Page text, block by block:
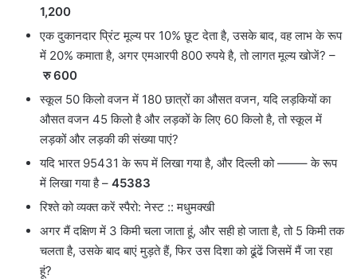
1,200
एक दुकानदार प्रिंट मूल्य पर 10% छूट देता है, उसके बाद, वह लाभ के रूप
में 20% कमाता है, अगर एमआरपी 800 रुपये है, तो लागत मूल्य खोजें? –
रु 600
स्कूल 50 किलो वजन में 180 छात्रों का औसत वजन, यदि लड़कियों का
औसत वजन 45 किलो है और लड़कों के लिए 60 किलो है, तो स्कूल में
लड़कों और लड़की की संख्या पाएं?
यदि भारत 95431 के रूप में लिखा गया है, और दिल्ली को ——– के रूप
में लिखा गया है – 45383
रिश्ते को व्यक्त करें स्पैरो: नेस्ट :: मधुमक्खी
अगर मैं दक्षिण में 3 किमी चला जाता हूं, और सही हो जाता है, तो 5 किमी तक
चलता है, उसके बाद बाएं मुड़ते हैं, फिर उस दिशा को ढूंढें जिसमें मैं जा रहा
हूं?